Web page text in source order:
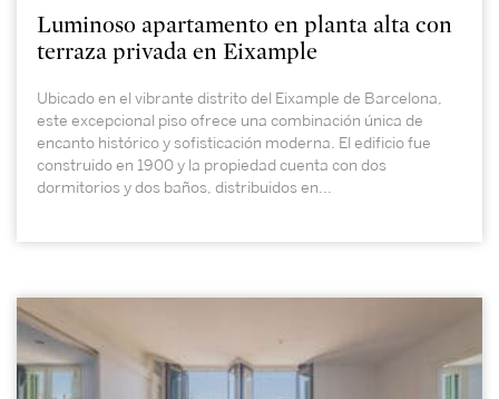
Luminoso apartamento en planta alta con
terraza privada en Eixample
Ubicado en el vibrante distrito del Eixample de Barcelona,
este excepcional piso ofrece una combinación única de
encanto histórico y sofisticación moderna. El edificio fue
construido en 1900 y la propiedad cuenta con dos
dormitorios y dos baños, distribuidos en...